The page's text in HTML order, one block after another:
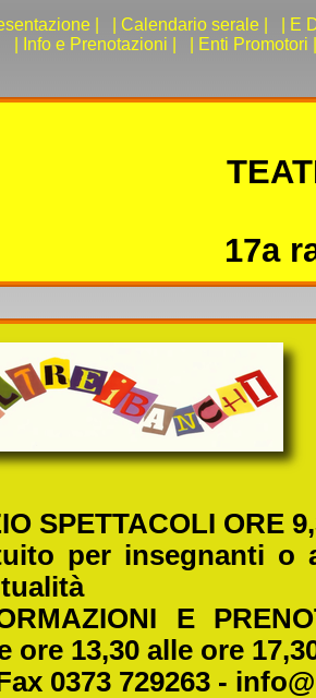
| | Calendario serale |
| E
| Info e Prenotazioni |
| Enti Promotori
17a
SPETTACOLI ORE
per insegnanti o
E
ore 13,30 alle ore
0373 729263 -